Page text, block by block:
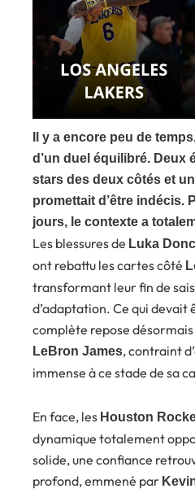
Il y a encore peu de
d’un duel équilibré. Deux
stars des deux côtés et
promettait d’être indécis.
jours, le contexte a
Les blessures de Luka
ont rebattu les cartes côté
transformant leur fin de
d’adaptation. Ce qui devait
complète repose
LeBron James, contraint
immense à ce stade de sa
En face, les Houston
dynamique totalement
solide, une confiance
profond, emmené par